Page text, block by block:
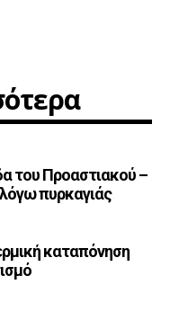
του Προαστιακού –
πυρκαγιάς
καταπόνηση